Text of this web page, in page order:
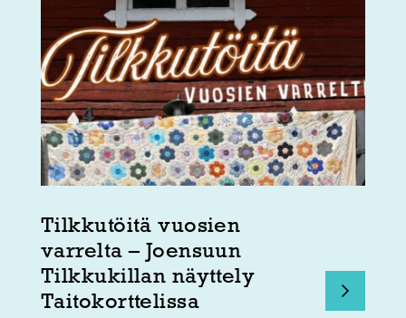
Tilkkutöitä vuosien
varrelta – Joensuun
Tilkkukillan näyttely
Taitokorttelissa